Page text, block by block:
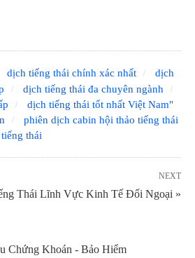
dịch tiếng thái chính xác nhất
dịch
dịch tiếng thái đa chuyên ngành
dịch tiếng thái tốt nhất Việt Nam"
phiên dịch cabin hội thảo tiếng thái
thái
NEXT
Thái Lĩnh Vực Kinh Tế Đối Ngoại »
Chứng Khoán - Bảo Hiểm